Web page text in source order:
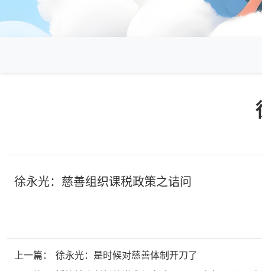
徐永光：慈善组织课税政策之诘问
上一篇：
徐永光：是时候对慈善体制开刀了